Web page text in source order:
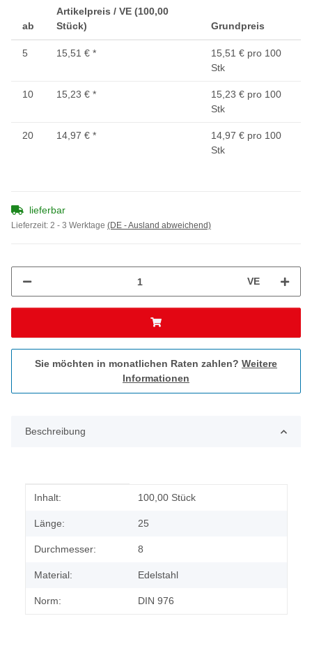
ab
Artikelpreis / VE (100,00
Stück)
Grundpreis
5 15,51 € *
15,51 € pro 100
Stk
10 15,23 € *
15,23 € pro 100
Stk
20 14,97 € *
14,97 € pro 100
Stk
lieferbar
Lieferzeit: 2 - 3 Werktage (DE - Ausland abweichend)
VE
Sie möchten in monatlichen Raten zahlen? Weitere
Informationen
Beschreibung
Produkteigenschaft
Wert
Inhalt: 100,00 Stück
Länge: 25
Durchmesser: 8
Material: Edelstahl
Norm: DIN 976